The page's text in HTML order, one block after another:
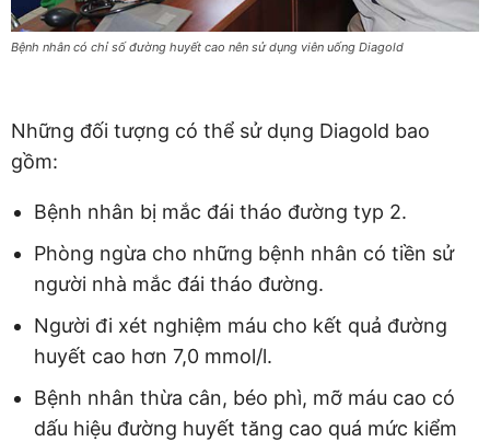
Bệnh nhân có chỉ số đường huyết cao nên sử dụng viên uống Diagold
Những đối tượng có thể sử dụng Diagold bao
gồm:
Bệnh nhân bị mắc đái tháo đường typ 2.
Phòng ngừa cho những bệnh nhân có tiền sử
người nhà mắc đái tháo đường.
Người đi xét nghiệm máu cho kết quả đường
huyết cao hơn 7,0 mmol/l.
Bệnh nhân thừa cân, béo phì, mỡ máu cao có
dấu hiệu đường huyết tăng cao quá mức kiểm